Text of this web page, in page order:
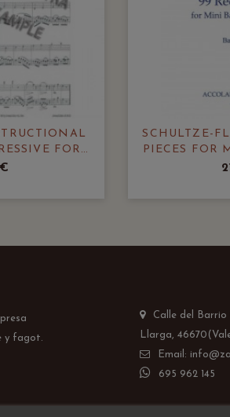
FOR
OP. 212
SCHULTZE-
PIECES FOR
y fagot.
Calle del Barrio
Llarga,
Email:
695 962 145